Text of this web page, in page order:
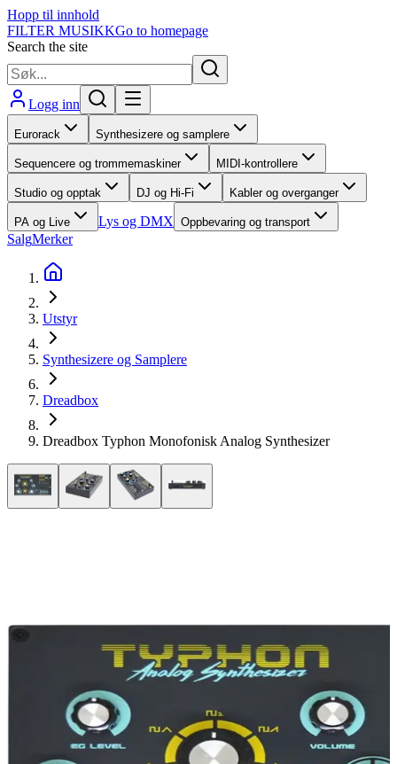
Hopp til innhold
FILTER MUSIKKGo to homepage
Search the site
Logg inn
Eurorack Synthesizere og samplere
Sequencere og trommemaskiner MIDI-kontrollere
Studio og opptak DJ og Hi-Fi Kabler og overganger
PA og Live Lys og DMX Oppbevaring og transport
SalgMerker
Utstyr
Synthesizere og Samplere
Dreadbox
Dreadbox Typhon Monofonisk Analog Synthesizer